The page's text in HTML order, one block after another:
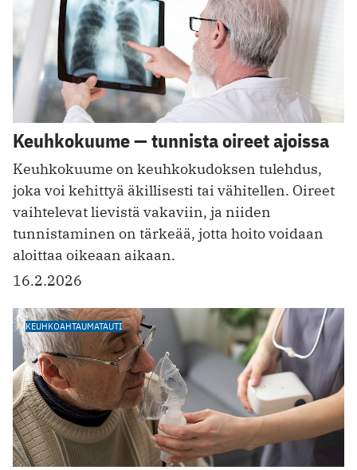
Keuhkokuume — tunnista oireet ajoissa
Keuhkokuume on keuhkokudoksen tulehdus,
joka voi kehittyä äkillisesti tai vähitellen. Oireet
vaihtelevat lievistä vakaviin, ja niiden
tunnistaminen on tärkeää, jotta hoito voidaan
aloittaa oikeaan aikaan.
16.2.2026
KEUHKOAHTAUMATAUTI